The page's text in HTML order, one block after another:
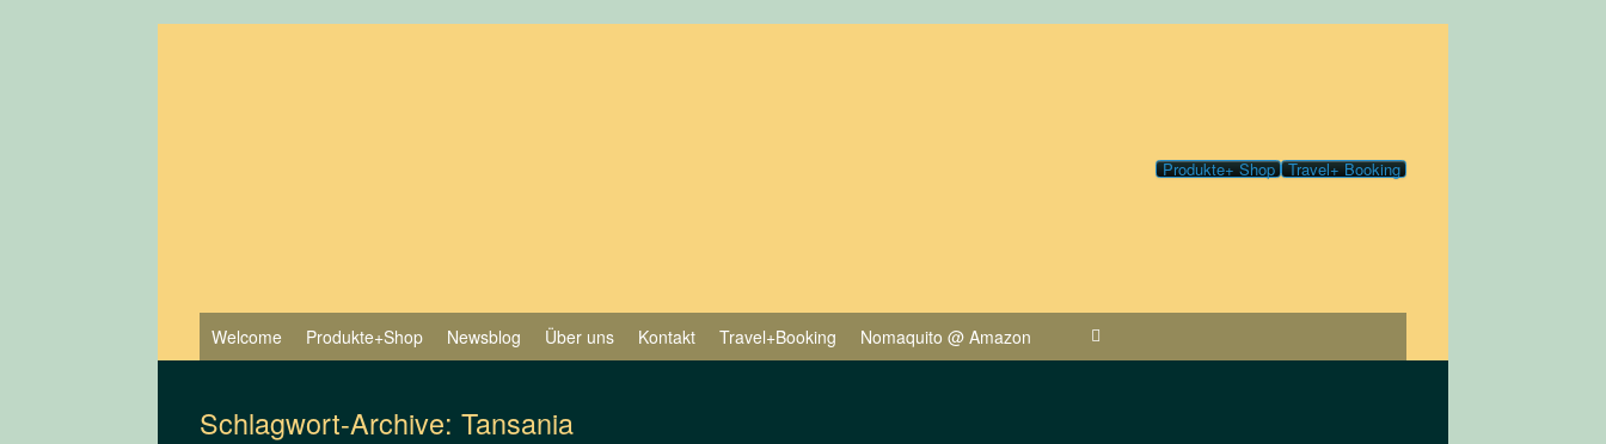
Produkte+ Shop Travel+ Booking
Welcome Produkte+Shop Newsblog Über uns Kontakt Travel+Booking Nomaquito @ Amazon
Schlagwort-Archive: Tansania